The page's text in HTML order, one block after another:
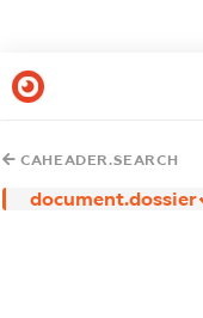
CAHEADER.SEARCH
document.dossier